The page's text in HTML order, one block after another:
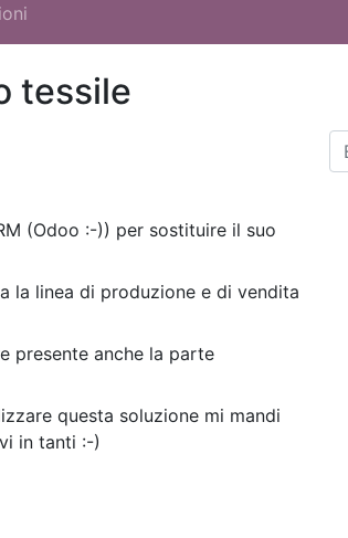
tessile
(Odoo :-)) per sostituire il suo
la linea di produzione e di vendita
presente anche la parte
questa soluzione mi mandi
in tanti :-)